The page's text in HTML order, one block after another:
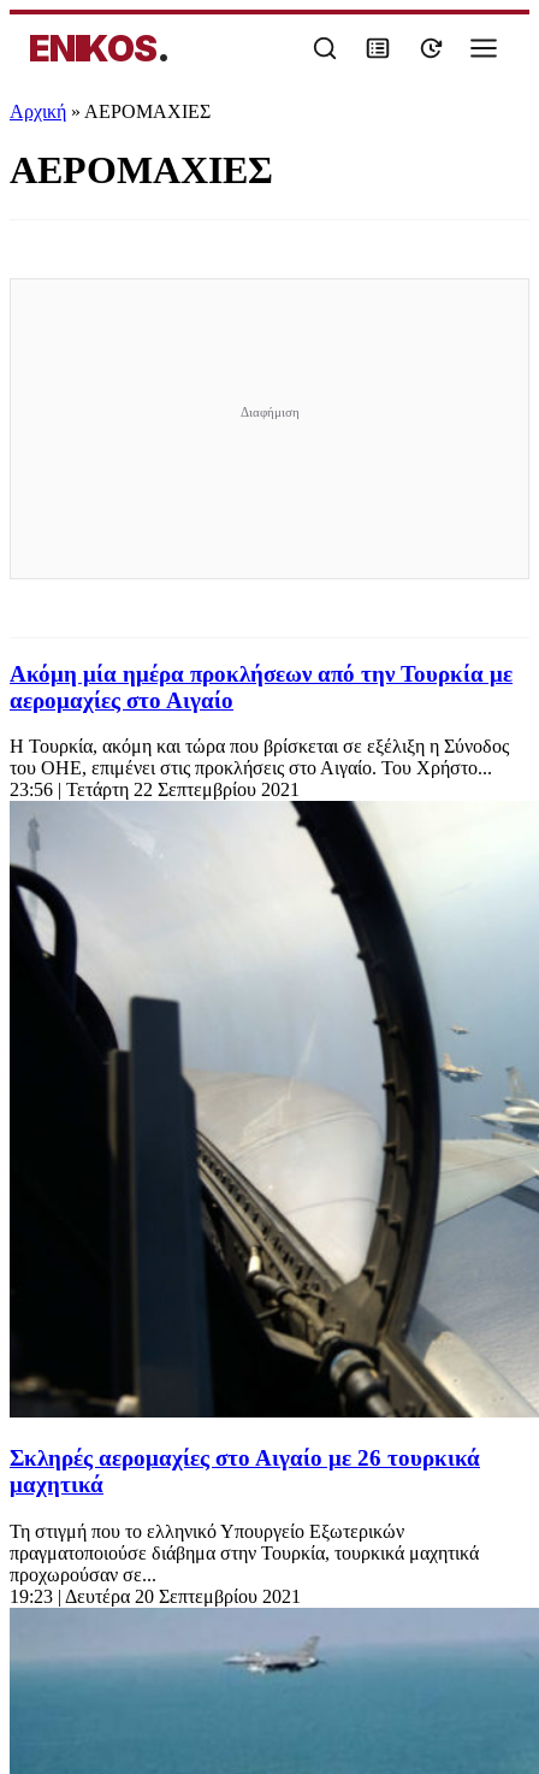
ENIKOS.
Αρχική » ΑΕΡΟΜΑΧΙΕΣ
ΑΕΡΟΜΑΧΙΕΣ
Ακόμη μία ημέρα προκλήσεων από την Τουρκία με
αερομαχίες στο Αιγαίο
Η Τουρκία, ακόμη και τώρα που βρίσκεται σε εξέλιξη η Σύνοδος
του ΟΗΕ, επιμένει στις προκλήσεις στο Αιγαίο. Του Χρήστο...
23:56 | Τετάρτη 22 Σεπτεμβρίου 2021
Σκληρές αερομαχίες στο Αιγαίο με 26 τουρκικά
μαχητικά
Τη στιγμή που το ελληνικό Υπουργείο Εξωτερικών
πραγματοποιούσε διάβημα στην Τουρκία, τουρκικά μαχητικά
προχωρούσαν σε...
19:23 | Δευτέρα 20 Σεπτεμβρίου 2021